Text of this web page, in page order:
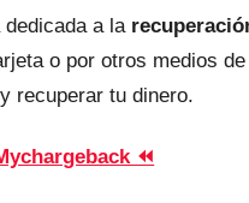
a la
o por otros medios
recuperar tu dinero.
⏪